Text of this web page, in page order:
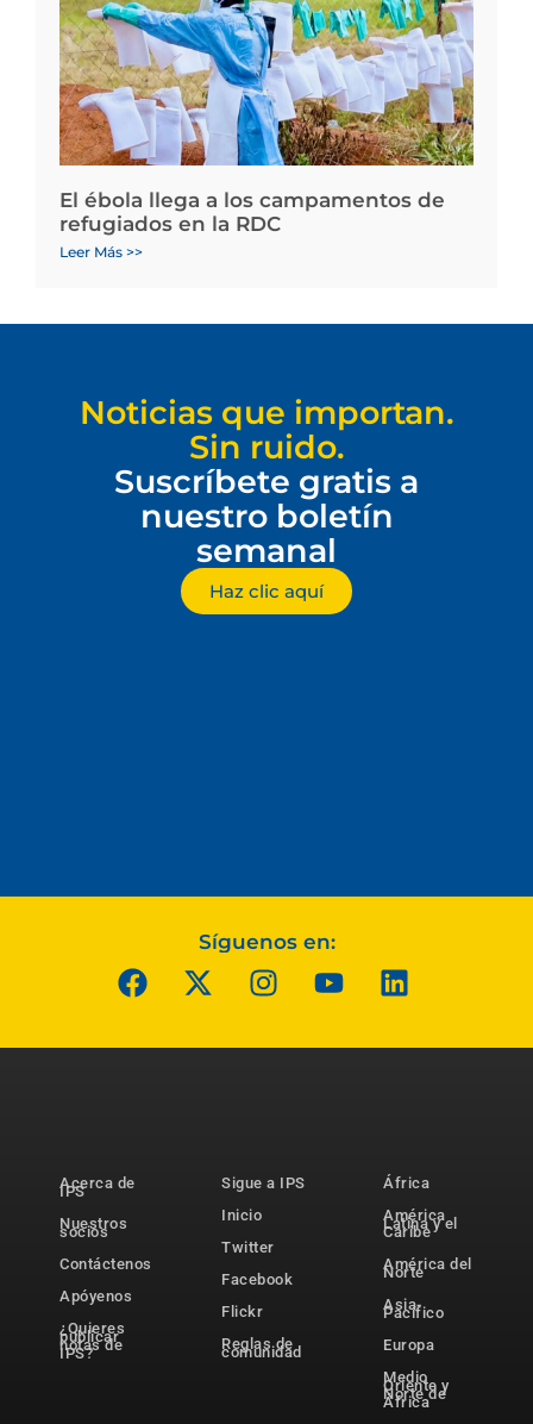
El ébola llega a los campamentos de
refugiados en la RDC
Leer Más >>
Noticias que importan.
Sin ruido.
Suscríbete gratis a
nuestro boletín
semanal
Haz clic aquí
Síguenos en:
Acerca de
IPS
Nuestros
socios
Contáctenos
Apóyenos
¿Quieres
publicar
notas de
IPS?
Sigue a IPS
Inicio
Twitter
Facebook
Flickr
Reglas de
comunidad
África
América
Latina y el
Caribe
América del
Norte
Asia-
Pacífico
Europa
Medio
Oriente y
Norte de
África